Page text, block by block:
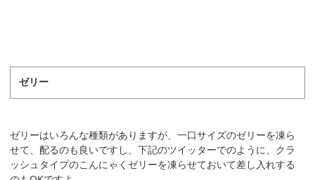
ゼリー
ゼリーはいろんな種類がありますが、一口サイズのゼリーを凍ら
せて、配るのも良いですし、下記のツイッターでのように、クラ
ッシュタイプのこんにゃくゼリーを凍らせておいて差し入れする